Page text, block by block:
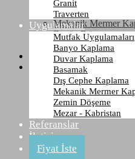
Dış Cephe Kaplama
Mekanik Mermer
Zemin Döşeme
Mezar - Kabristan
Referanslar
İletişim
Granit
Traverten
Uygulamalar
Mutfak Uygulamaları
Banyo Kaplama
Duvar Kaplama
Basamak
Dış Cephe Kaplama
Mekanik Mermer
Zemin Döşeme
Mezar - Kabristan
Referanslar
İletişim
Fiyat İste
Rosy Pink
Anasayfa
Ürünler
Rosy Pink